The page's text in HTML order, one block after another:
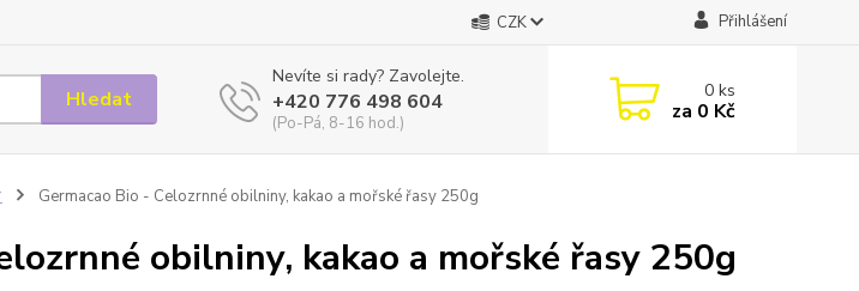
CZK Přihlášení
Hledat
Nevíte si rady? Zavolejte.
+420 776 498 604
(Po-Pá, 8-16 hod.)
0ks
za 0 Kč
Germacao Bio - Celozrnné obilniny, kakao a mořské řasy 250g
obilniny, kakao a mořské řasy 250g